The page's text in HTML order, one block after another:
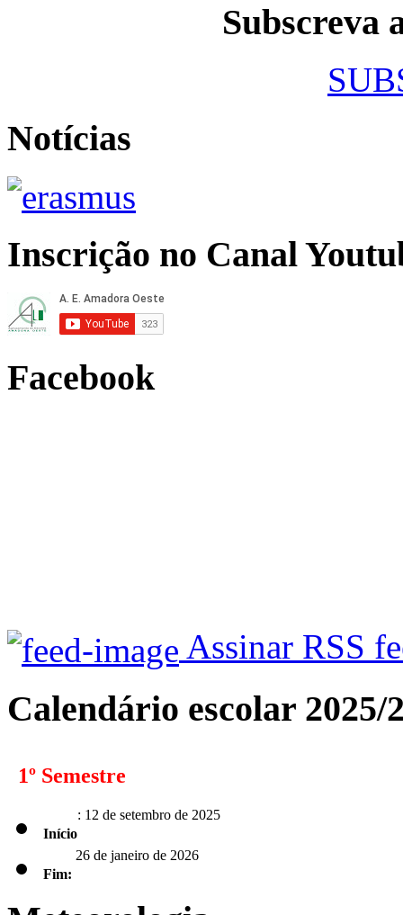
Subscreva
Notícias
Inscrição no Canal
Facebook
Assinar RSS
Calendário escolar 2025/
1º Semestre
Início: 12 de setembro de 2025
Fim: 26 de janeiro de 2026